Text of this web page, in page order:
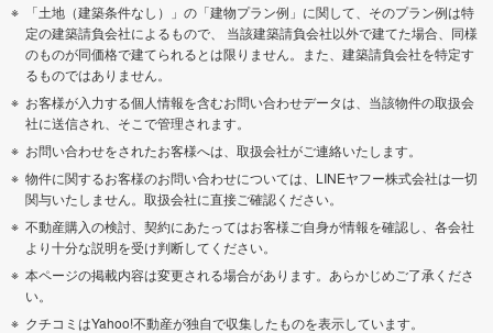
「土地（建築条件なし）」の「建物プラン例」に関して、そのプラン例は特
定の建築請負会社によるもので、 当該建築請負会社以外で建てた場合、同様
のものが同価格で建てられるとは限りません。また、建築請負会社を特定す
るものではありません。
お客様が入力する個人情報を含むお問い合わせデータは、当該物件の取扱会
社に送信され、そこで管理されます。
お問い合わせをされたお客様へは、取扱会社がご連絡いたします。
物件に関するお客様のお問い合わせについては、LINEヤフー株式会社は一切
関与いたしません。取扱会社に直接ご確認ください。
不動産購入の検討、契約にあたってはお客様ご自身が情報を確認し、各会社
より十分な説明を受け判断してください。
本ページの掲載内容は変更される場合があります。あらかじめご了承くださ
い。
クチコミはYahoo!不動産が独自で収集したものを表示しています。